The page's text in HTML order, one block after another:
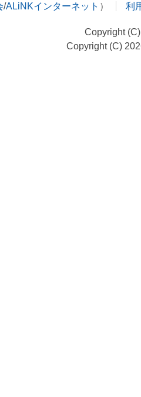
/ALiNKインターネット ） 利
Copyright
Copyright (C)